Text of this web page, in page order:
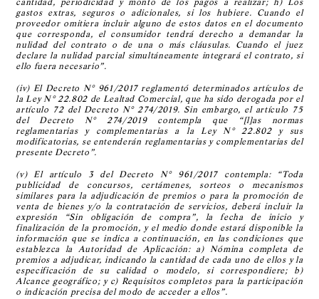
gastos extras, seguros o adicionales, si los hubiere. Cuando el
proveedor omitiera incluir alguno de estos datos en el documento
que corresponda, el consumidor tendrá derecho a demandar la
nulidad del contrato o de una o más cláusulas. Cuando el juez
declare la nulidad parcial simultáneamente integrará el contrato, si
ello fuera necesario”.
(iv) El Decreto N° 961/2017 reglamentó determinados artículos de
la Ley N° 22.802 de Lealtad Comercial, que ha sido derogada por el
artículo 72 del Decreto N° 274/2019. Sin embargo, el artículo 75
del Decreto N° 274/2019 contempla que “[l]as normas
reglamentarias y complementarias a la Ley N° 22.802 y sus
modificatorias, se entenderán reglamentarias y complementarias del
presente Decreto”.
(v) El artículo 3 del Decreto N° 961/2017 contempla: “Toda
publicidad de concursos, certámenes, sorteos o mecanismos
similares para la adjudicación de premios o para la promoción de
venta de bienes y/o la contratación de servicios, deberá incluir la
expresión “Sin obligación de compra”, la fecha de inicio y
finalización de la promoción, y el medio donde estará disponible la
información que se indica a continuación, en las condiciones que
establezca la Autoridad de Aplicación: a) Nómina completa de
premios a adjudicar, indicando la cantidad de cada uno de ellos y la
especificación de su calidad o modelo, si correspondiere; b)
Alcance geográfico; y c) Requisitos completos para la participación
o indicación precisa del modo de acceder a ellos”.